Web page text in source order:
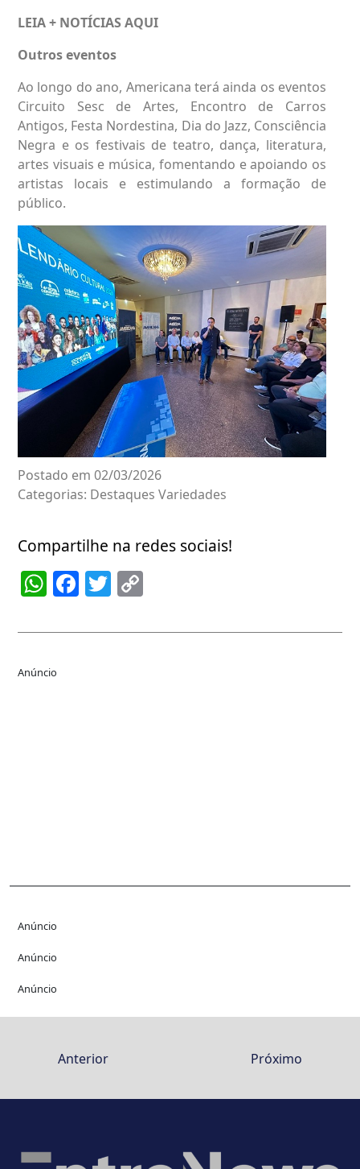
LEIA + NOTÍCIAS AQUI
Outros eventos
Ao longo do ano, Americana terá ainda os eventos
Circuito Sesc de Artes, Encontro de Carros
Antigos, Festa Nordestina, Dia do Jazz, Consciência
Negra e os festivais de teatro, dança, literatura,
artes visuais e música, fomentando e apoiando os
artistas locais e estimulando a formação de
público.
Postado em 02/03/2026
Categorias: Destaques Variedades
Compartilhe na redes sociais!
WhatsApp
Facebook
Twitter
Anúncio
Anúncio
Anúncio
Anúncio
Anterior Próximo